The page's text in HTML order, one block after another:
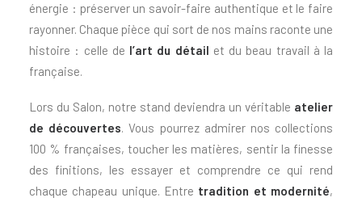
énergie : préserver un savoir-faire authentique et le faire
rayonner. Chaque pièce qui sort de nos mains raconte une
histoire : celle de l’art du détail et du beau travail à la
française.
Lors du Salon, notre stand deviendra un véritable atelier
de découvertes. Vous pourrez admirer nos collections
100 % françaises, toucher les matières, sentir la finesse
des finitions, les essayer et comprendre ce qui rend
chaque chapeau unique. Entre tradition et modernité,